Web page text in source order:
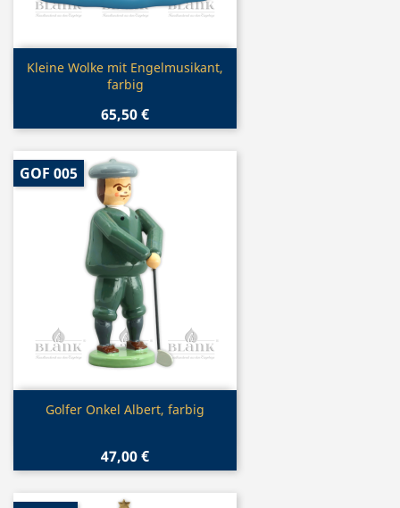
Vorschau
Kleine Wolke mit Engelmusikant,
farbig
65,50 €
Vorschau
Golfer Onkel Albert, farbig
47,00 €
GOF 005